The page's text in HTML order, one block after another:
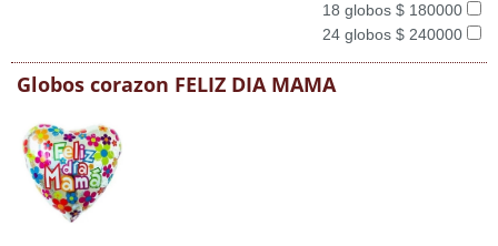
18 globos $ 180000
24 globos $ 240000
Globos corazon FELIZ DIA MAMA